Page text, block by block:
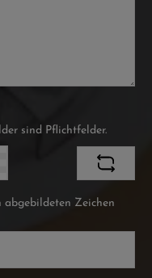
sind Pflichtfelder.
abgebildeten Zeichen